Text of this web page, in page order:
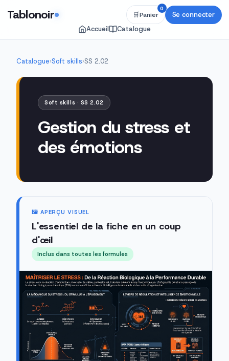
Tablonoir
Accueil Catalogue
🛒Panier
0
Se connecter
Catalogue›Soft skills›SS 2.02
Soft skills · SS 2.02
Gestion du stress et
des émotions
🖼️ APERÇU VISUEL
L'essentiel de la fiche en un coup
d'œil
Inclus dans toutes les formules